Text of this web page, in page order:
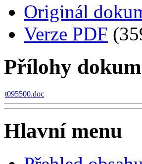
Originál
Verze PDF
Přílohy
t095500.doc
Hlavní menu